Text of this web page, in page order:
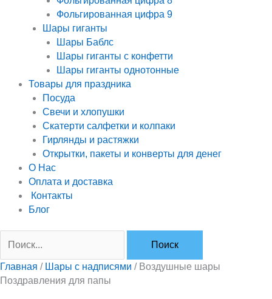
Фольгированная цифра 9
Шары гиганты
Шары Баблс
Шары гиганты с конфетти
Шары гиганты однотонные
Товары для праздника
Посуда
Свечи и хлопушки
Скатерти салфетки и колпаки
Гирлянды и растяжки
Открытки, пакеты и конверты для денег
О Нас
Оплата и доставка
Контакты
Блог
Главная / Шары с надписями / Воздушные шары
Поздравления для папы